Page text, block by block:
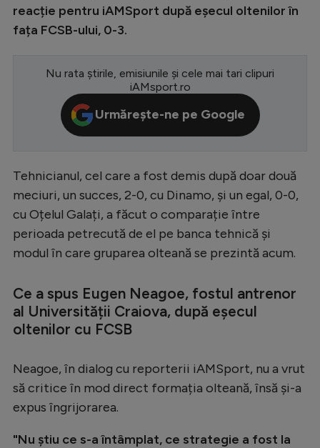
Europa League
CM 2026
Premier League
LaLiga
Bundesliga
Ligue 1
Campionate
Starurile fotbalului
Stranieri
Clasamente
Tenis
Handbal
reacție pentru iAMSport după eșecul oltenilor în
fața FCSB-ului, 0-3.
Nu rata știrile, emisiunile și cele mai tari clipuri
iAMsport.ro
Urmărește-ne pe Google
Tehnicianul, cel care a fost demis după doar două
meciuri, un succes, 2-0, cu Dinamo, și un egal, 0-0,
cu Oțelul Galați, a făcut o comparație între
perioada petrecută de el pe banca tehnică și
modul în care gruparea olteană se prezintă acum.
Ce a spus Eugen Neagoe, fostul antrenor
al Universității Craiova, după eșecul
oltenilor cu FCSB
Neagoe, în dialog cu reporterii iAMSport, nu a vrut
să critice în mod direct formația olteană, însă și-a
expus îngrijorarea.
"Nu știu ce s-a întâmplat, ce strategie a fost la